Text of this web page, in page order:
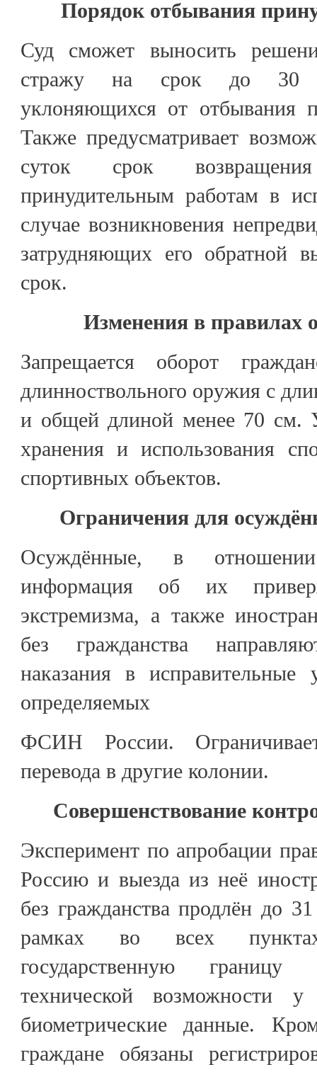
Порядок отбывания
Суд сможет выносить
стражу на срок до 30
уклоняющихся от отбывания
Также предусматривает
суток срок
принудительным работам в
случае возникновения
затрудняющих его обратной
срок.
Изменения в правилах
Запрещается оборот
длинноствольного оружия с
и общей длиной менее 70 см.
хранения и использования
спортивных объектов.
Ограничения для
Осуждённые, в
информация об их
экстремизма, а также
без гражданства
наказания в исправительные
определяемых
ФСИН России.
перевода в другие колонии.
Совершенствование
Эксперимент по апробации
Россию и выезда из неё
без гражданства продлён до
рамках во всех
государственную
технической возможности
биометрические данные.
граждане обязаны